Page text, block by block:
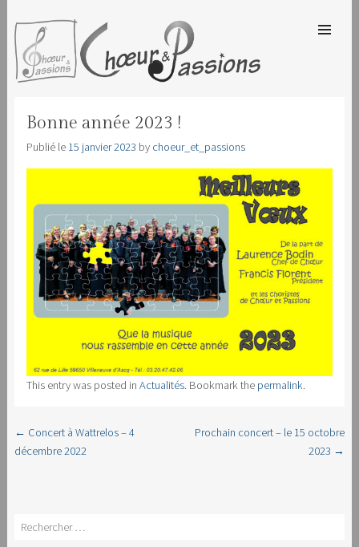
CONTENT
Bonne année 2023 !
Publié le 15 janvier 2023 by choeur_et_passions
This entry was posted in Actualités. Bookmark the permalink.
Post navigation
← Concert à Wattrelos – 4
décembre 2022
Prochain concert – le 15 octobre
2023 →
Search